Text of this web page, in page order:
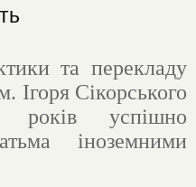
та перекладу
Ігоря Сікорського
років успішно
іноземними